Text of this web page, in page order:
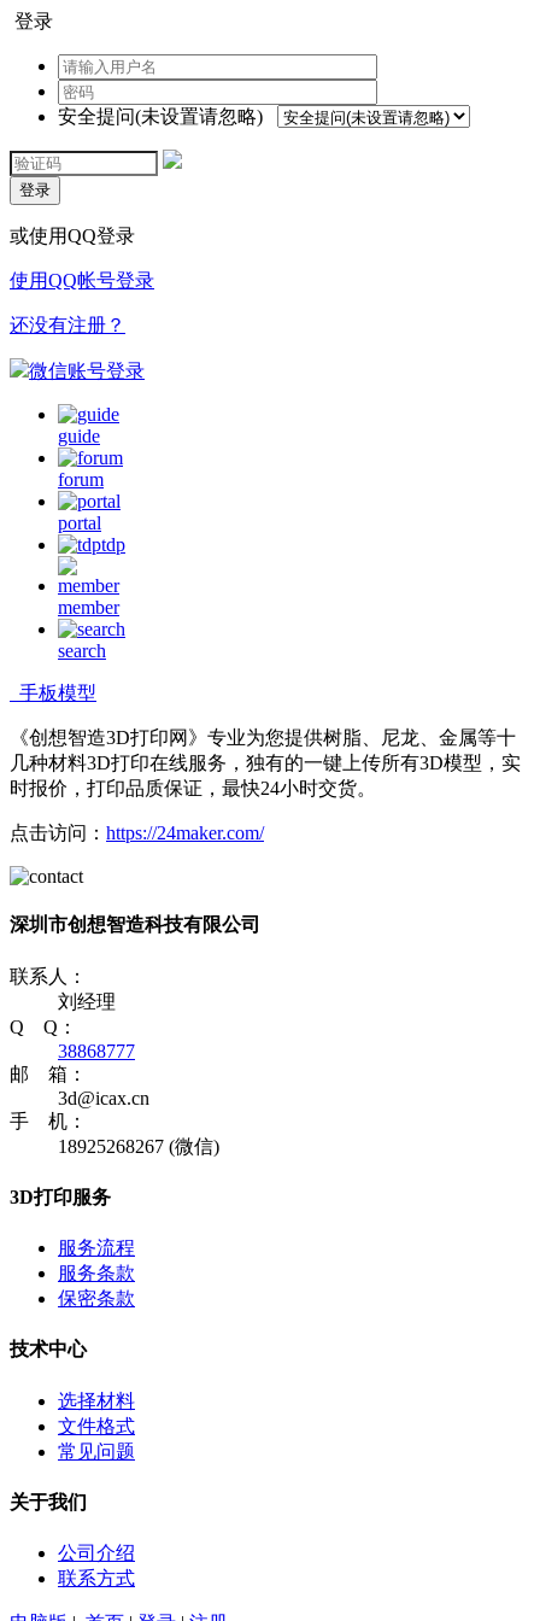
登录
安全提问(未设置请忽略)
登录
或使用QQ登录
使用QQ帐号登录
还没有注册？
微信账号登录
guide
forum
portal
tdp
member
search
手板模型
《创想智造3D打印网》专业为您提供树脂、尼龙、金属等十
几种材料3D打印在线服务，独有的一键上传所有3D模型，实
时报价，打印品质保证，最快24小时交货。
点击访问： https://24maker.com/
深圳市创想智造科技有限公司
联系人：
刘经理
Q Q：
38868777
邮 箱：
3d@icax.cn
手 机：
18925268267 (微信)
3D打印服务
服务流程
服务条款
保密条款
技术中心
选择材料
文件格式
常见问题
关于我们
公司介绍
联系方式